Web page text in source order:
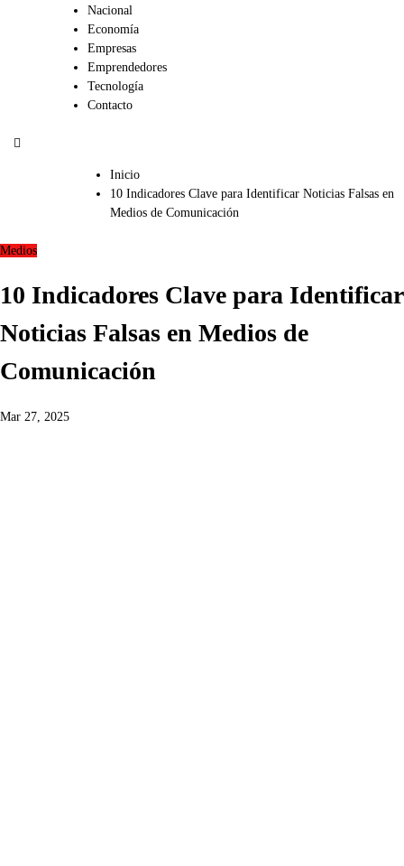
Nacional
Economía
Empresas
Emprendedores
Tecnología
Contacto
Inicio
10 Indicadores Clave para Identificar Noticias Falsas en
Medios de Comunicación
Medios
10 Indicadores Clave para Identificar
Noticias Falsas en Medios de
Comunicación
Mar 27, 2025